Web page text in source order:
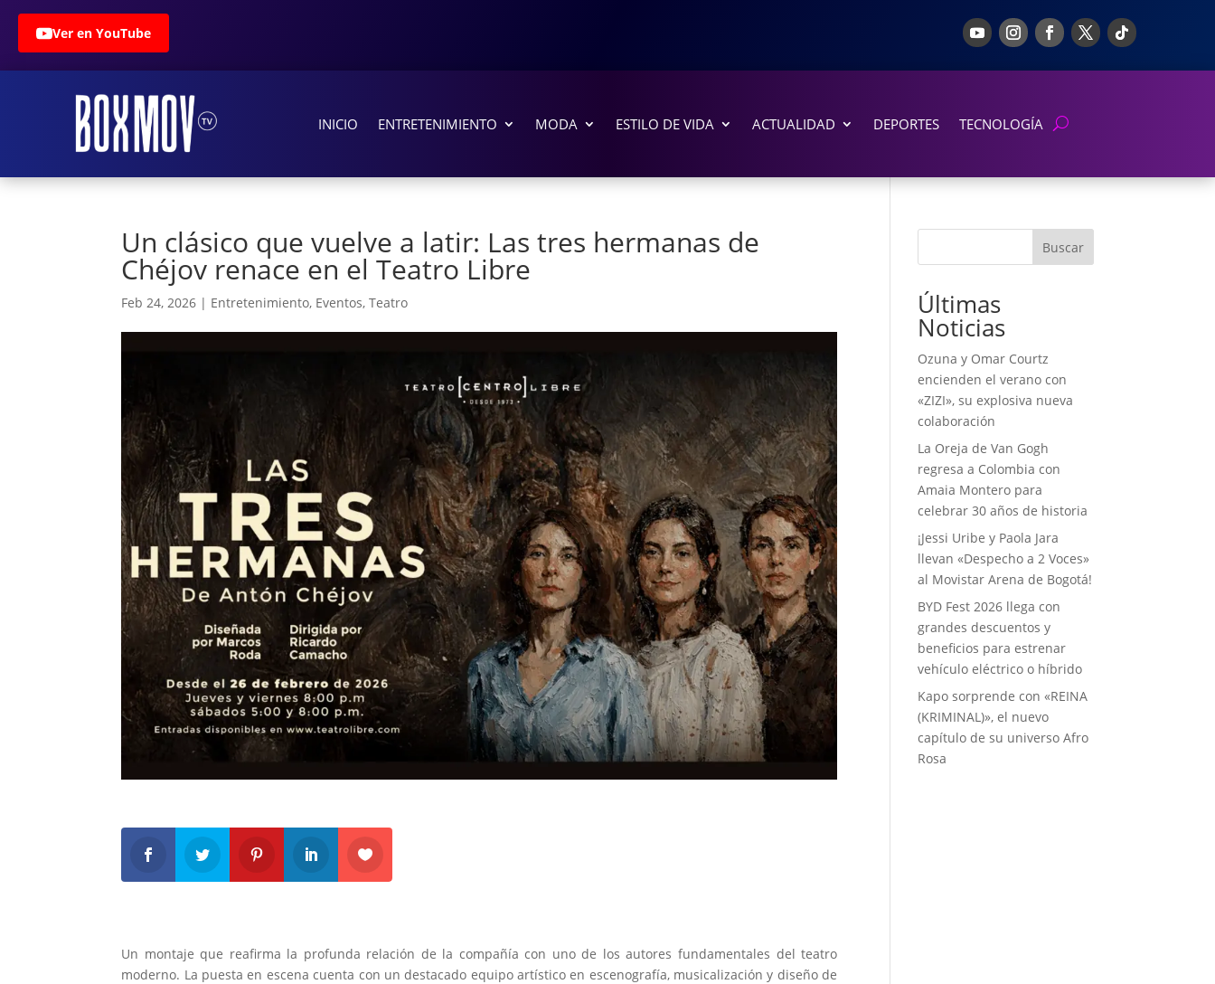
Ver en YouTube
INICIO ENTRETENIMIENTO MODA ESTILO DE VIDA ACTUALIDAD DEPORTES TECNOLOGÍA
Un clásico que vuelve a latir: Las tres hermanas de
Chéjov renace en el Teatro Libre
Feb 24, 2026 | Entretenimiento, Eventos,Teatro
Un montaje que reafirma la profunda relación de la compañía con uno de los autores fundamentales del teatro
moderno. La puesta en escena cuenta con un destacado equipo artístico en escenografía, musicalización y diseño de
Buscar
Últimas
Noticias
Ozuna y Omar Courtz
encienden el verano con
«ZIZI», su explosiva nueva
colaboración
La Oreja de Van Gogh
regresa a Colombia con
Amaia Montero para
celebrar 30 años de historia
¡Jessi Uribe y Paola Jara
llevan «Despecho a 2 Voces»
al Movistar Arena de Bogotá!
BYD Fest 2026 llega con
grandes descuentos y
beneficios para estrenar
vehículo eléctrico o híbrido
Kapo sorprende con «REINA
(KRIMINAL)», el nuevo
capítulo de su universo Afro
Rosa